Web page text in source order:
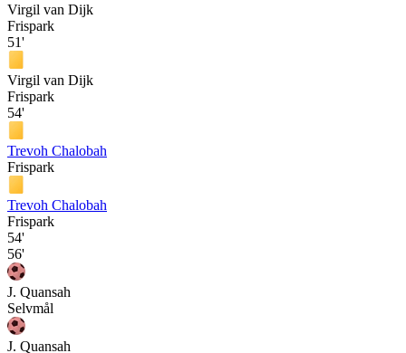
Virgil van Dijk
Frispark
51'
Virgil van Dijk
Frispark
54'
Trevoh Chalobah
Frispark
Trevoh Chalobah
Frispark
54'
56'
J. Quansah
Selvmål
J. Quansah